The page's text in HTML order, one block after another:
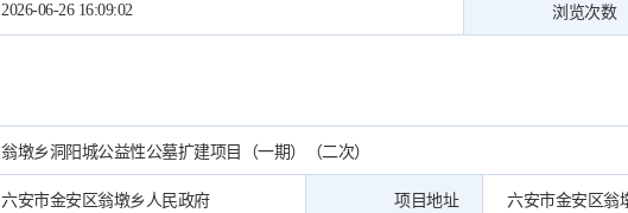
2026-06-26 16:09:02 浏览次数
翁墩乡洞阳城公益性公墓扩建项目（一期）（二次）
六安市金安区翁墩乡人民政府 项目地址 六安市金安区翁